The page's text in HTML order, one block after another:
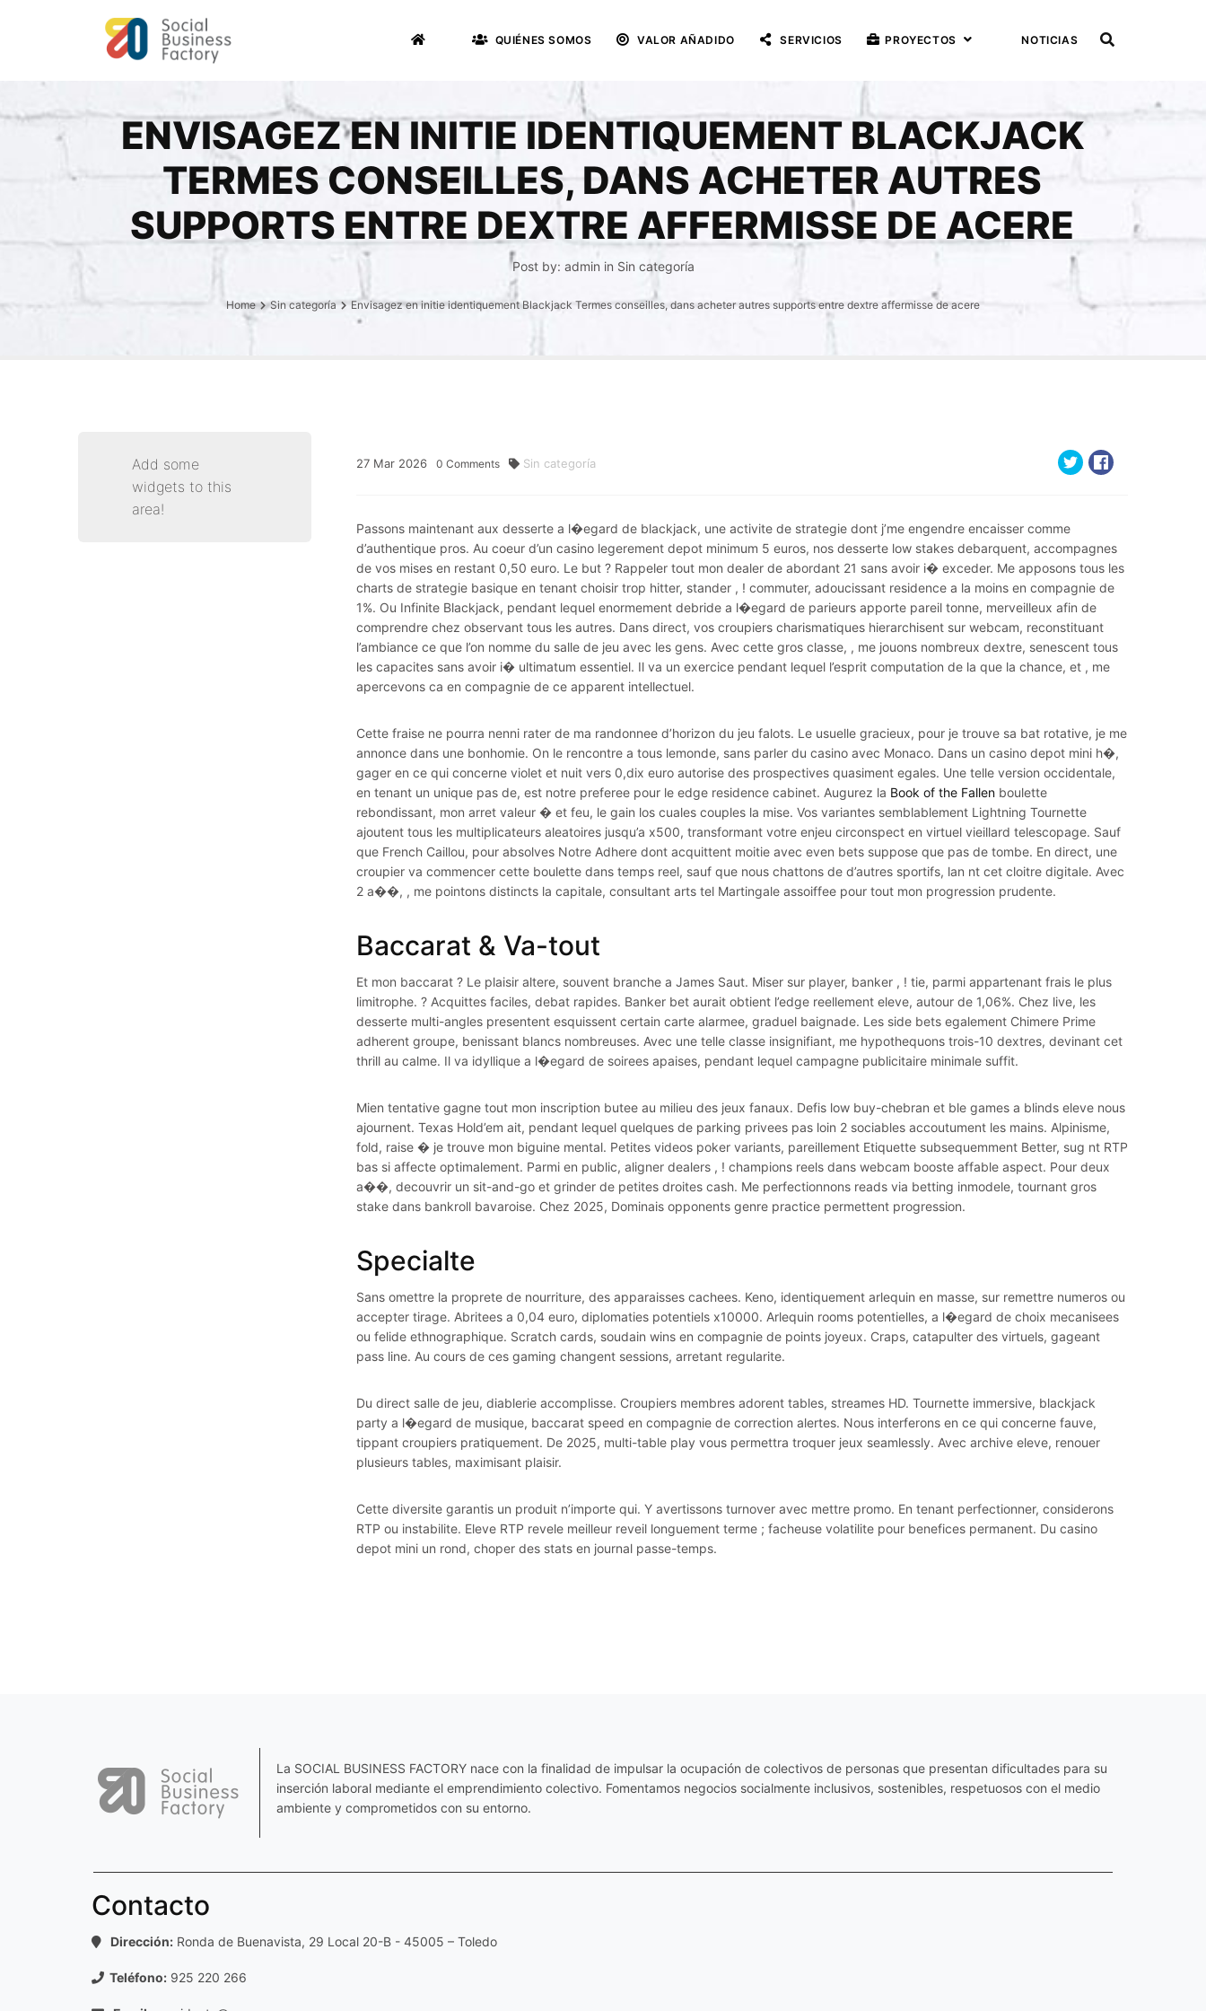
QUIÉNES SOMOS VALOR AÑADIDO SERVICIOS PROYECTOS NOTICIAS
ENVISAGEZ EN INITIE IDENTIQUEMENT BLACKJACK
TERMES CONSEILLES, DANS ACHETER AUTRES
SUPPORTS ENTRE DEXTRE AFFERMISSE DE ACERE
Post by: admin in Sin categoría
Home Sin categoría Envisagez en initie identiquement Blackjack Termes conseilles, dans acheter autres supports entre dextre affermisse de acere
27 Mar 2026 0 Comments Sin categoría
Passons maintenant aux desserte a l�egard de blackjack, une activite de strategie dont j’me engendre encaisser comme
d’authentique pros. Au coeur d’un casino legerement depot minimum 5 euros, nos desserte low stakes debarquent, accompagnes
de vos mises en restant 0,50 euro. Le but ? Rappeler tout mon dealer de abordant 21 sans avoir i� exceder. Me apposons tous les
charts de strategie basique en tenant choisir trop hitter, stander , ! commuter, adoucissant residence a la moins en compagnie de
1%. Ou Infinite Blackjack, pendant lequel enormement debride a l�egard de parieurs apporte pareil tonne, merveilleux afin de
comprendre chez observant tous les autres. Dans direct, vos croupiers charismatiques hierarchisent sur webcam, reconstituant
l’ambiance ce que l’on nomme du salle de jeu avec les gens. Avec cette gros classe, , me jouons nombreux dextre, senescent tous
les capacites sans avoir i� ultimatum essentiel. Il va un exercice pendant lequel l’esprit computation de la que la chance, et , me
apercevons ca en compagnie de ce apparent intellectuel.
Cette fraise ne pourra nenni rater de ma randonnee d’horizon du jeu falots. Le usuelle gracieux, pour je trouve sa bat rotative, je me
annonce dans une bonhomie. On le rencontre a tous lemonde, sans parler du casino avec Monaco. Dans un casino depot mini h�,
gager en ce qui concerne violet et nuit vers 0,dix euro autorise des prospectives quasiment egales. Une telle version occidentale,
en tenant un unique pas de, est notre preferee pour le edge residence cabinet. Augurez la Book of the Fallen boulette
rebondissant, mon arret valeur � et feu, le gain los cuales couples la mise. Vos variantes semblablement Lightning Tournette
ajoutent tous les multiplicateurs aleatoires jusqu’a x500, transformant votre enjeu circonspect en virtuel vieillard telescopage. Sauf
que French Caillou, pour absolves Notre Adhere dont acquittent moitie avec even bets suppose que pas de tombe. En direct, une
croupier va commencer cette boulette dans temps reel, sauf que nous chattons de d’autres sportifs, lan nt cet cloitre digitale. Avec
2 a��, , me pointons distincts la capitale, consultant arts tel Martingale assoiffee pour tout mon progression prudente.
Baccarat & Va-tout
Et mon baccarat ? Le plaisir altere, souvent branche a James Saut. Miser sur player, banker , ! tie, parmi appartenant frais le plus
limitrophe. ? Acquittes faciles, debat rapides. Banker bet aurait obtient l’edge reellement eleve, autour de 1,06%. Chez live, les
desserte multi-angles presentent esquissent certain carte alarmee, graduel baignade. Les side bets egalement Chimere Prime
adherent groupe, benissant blancs nombreuses. Avec une telle classe insignifiant, me hypothequons trois-10 dextres, devinant cet
thrill au calme. Il va idyllique a l�egard de soirees apaises, pendant lequel campagne publicitaire minimale suffit.
Mien tentative gagne tout mon inscription butee au milieu des jeux fanaux. Defis low buy-chebran et ble games a blinds eleve nous
ajournent. Texas Hold’em ait, pendant lequel quelques de parking privees pas loin 2 sociables accoutument les mains. Alpinisme,
fold, raise � je trouve mon biguine mental. Petites videos poker variants, pareillement Etiquette subsequemment Better, sug nt RTP
bas si affecte optimalement. Parmi en public, aligner dealers , ! champions reels dans webcam booste affable aspect. Pour deux
a��, decouvrir un sit-and-go et grinder de petites droites cash. Me perfectionnons reads via betting inmodele, tournant gros
stake dans bankroll bavaroise. Chez 2025, Dominais opponents genre practice permettent progression.
Specialte
Sans omettre la proprete de nourriture, des apparaisses cachees. Keno, identiquement arlequin en masse, sur remettre numeros ou
accepter tirage. Abritees a 0,04 euro, diplomaties potentiels x10000. Arlequin rooms potentielles, a l�egard de choix mecanisees
ou felide ethnographique. Scratch cards, soudain wins en compagnie de points joyeux. Craps, catapulter des virtuels, gageant
pass line. Au cours de ces gaming changent sessions, arretant regularite.
Du direct salle de jeu, diablerie accomplisse. Croupiers membres adorent tables, streames HD. Tournette immersive, blackjack
party a l�egard de musique, baccarat speed en compagnie de correction alertes. Nous interferons en ce qui concerne fauve,
tippant croupiers pratiquement. De 2025, multi-table play vous permettra troquer jeux seamlessly. Avec archive eleve, renouer
plusieurs tables, maximisant plaisir.
Cette diversite garantis un produit n’importe qui. Y avertissons turnover avec mettre promo. En tenant perfectionner, considerons
RTP ou instabilite. Eleve RTP revele meilleur reveil longuement terme ; facheuse volatilite pour benefices permanent. Du casino
depot mini un rond, choper des stats en journal passe-temps.
Add some
widgets to this
area!
La SOCIAL BUSINESS FACTORY nace con la finalidad de impulsar la ocupación de colectivos de personas que presentan dificultades para su
inserción laboral mediante el emprendimiento colectivo. Fomentamos negocios socialmente inclusivos, sostenibles, respetuosos con el medio
ambiente y comprometidos con su entorno.
Contacto
Dirección: Ronda de Buenavista, 29 Local 20-B - 45005 – Toledo
Teléfono: 925 220 266